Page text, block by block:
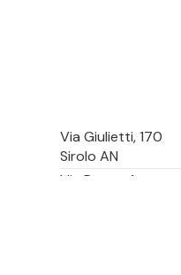
Via Giulietti, 170
Sirolo AN
Via Roma, 4